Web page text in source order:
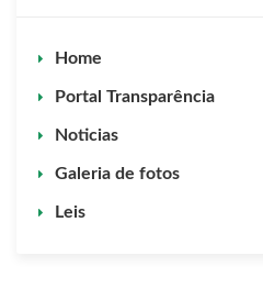
Home
Portal Transparência
Noticias
Galeria de fotos
Leis